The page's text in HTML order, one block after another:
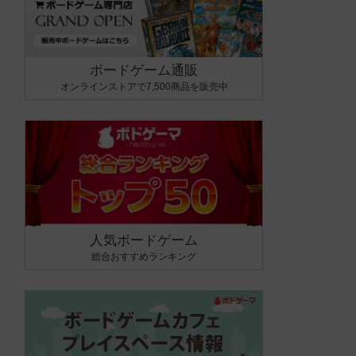
ボードゲーム通販
オンラインストアで7,500商品を販売中
人気ボードゲーム
総合おすすめランキング